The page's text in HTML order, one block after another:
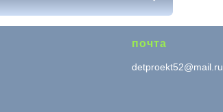
почта
detproekt52@mail.ru